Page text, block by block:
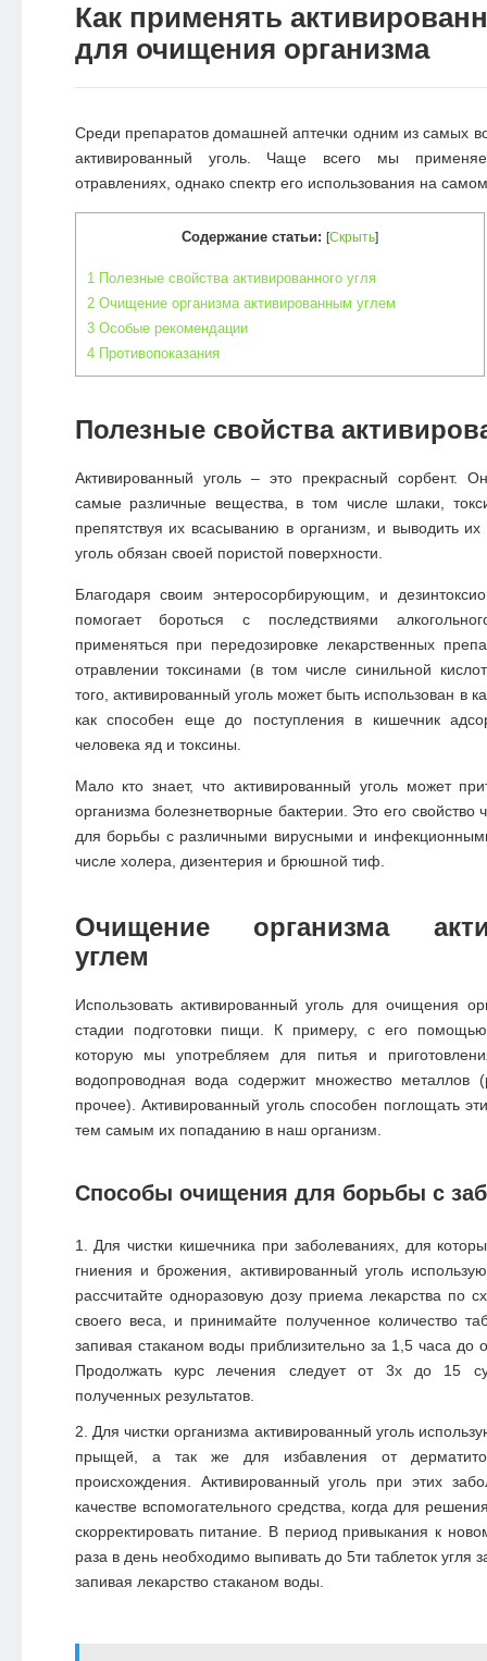
Как применять
для очищения организма
Среди препаратов домашней аптечки одним из самых
активированный уголь. Чаще всего мы
отравлениях, однако спектр его использования на
Содержание статьи: [Скрыть]
1 Полезные свойства активированного угля
2Очищение организма активированным углем
3Особые рекомендации
4Противопоказания
Полезные свойства
Активированный уголь – это прекрасный сорбент.
самые различные вещества, в том числе шлаки,
препятствуя их всасыванию в организм, и выводить
уголь обязан своей пористой поверхности.
Благодаря своим энтеросорбирующим, и
помогает бороться с последствиями
применяться при передозировке лекарственных
отравлении токсинами (в том числе синильной
того, активированный уголь может быть использован в
как способен еще до поступления в кишечник
человека яд и токсины.
Мало кто знает, что активированный уголь может
организма болезнетворные бактерии. Это его свойство
для борьбы с различными вирусными и
числе холера, дизентерия и брюшной тиф.
Очищение организма
углем
Использовать активированный уголь для очищения
стадии подготовки пищи. К примеру, с его
которую мы употребляем для питья и
водопроводная вода содержит множество металлов
прочее). Активированный уголь способен поглощать
тем самым их попаданию в наш организм.
Способы очищения для борьбы с
Для чистки кишечника при заболеваниях, для
гниения и брожения, активированный уголь
рассчитайте одноразовую дозу приема лекарства по
своего веса, и принимайте полученное количество
запивая стаканом воды приблизительно за 1,5 часа до
Продолжать курс лечения следует от 3х до 15
полученных результатов.
Для чистки организма активированный уголь
прыщей, а так же для избавления от
происхождения. Активированный уголь при этих
качестве вспомогательного средства, когда для
скорректировать питание. В период привыкания к
раза в день необходимо выпивать до 5ти таблеток угля
запивая лекарство стаканом воды.